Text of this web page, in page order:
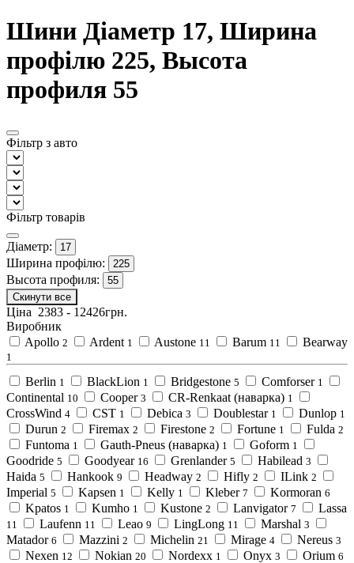
Шини Діаметр 17, Ширина
профілю 225, Высота
профиля 55
Фільтр з авто
Фільтр товарів
Діаметр: 17
Ширина профілю: 225
Высота профиля:
55
Скинути все
Ціна 2383 - 12426грн.
Виробник
Apollo 2 Ardent 1 Austone 11 Barum 11 Bearway
1
Berlin 1 BlackLion 1 Bridgestone 5 Comforser 1
Continental 10 Cooper 3 CR-Renkaat (наварка) 1
CrossWind 4 CST 1 Debica 3 Doublestar 1 Dunlop 1
Durun 2 Firemax 2 Firestone 2 Fortune 1 Fulda 2
Funtoma 1 Gauth-Pneus (наварка) 1 Goform 1
Goodride 5 Goodyear 16 Grenlander 5 Habilead 3
Haida 5 Hankook 9 Headway 2 Hifly 2 ILink 2
Imperial 5 Kapsen 1 Kelly 1 Kleber 7 Kormoran 6
Kpatos 1 Kumho 1 Kustone 2 Lanvigator 7 Lassa
11 Laufenn 11 Leao 9 LingLong 11 Marshal 3
Matador 6 Mazzini 2 Michelin 21 Mirage 4 Nereus 3
Nexen 12 Nokian 20 Nordexx 1 Onyx 3 Orium 6